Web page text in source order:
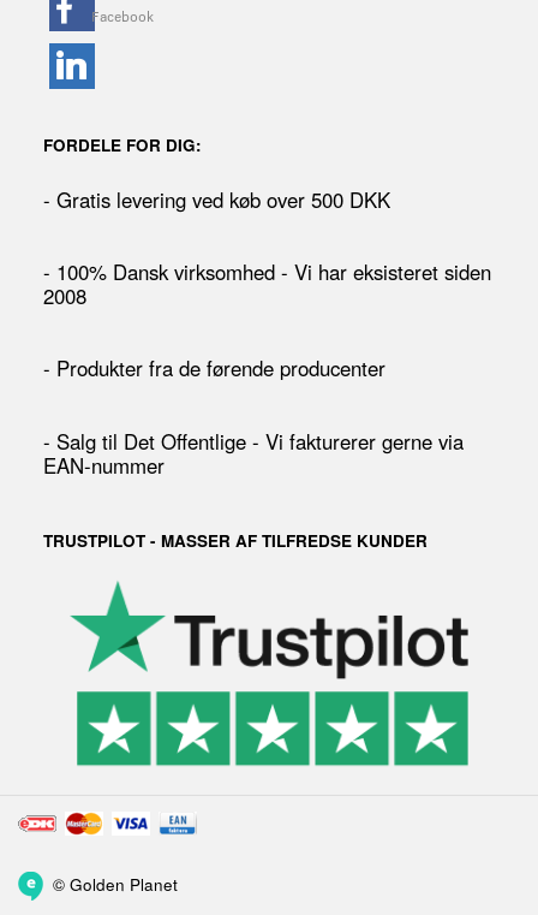
FORDELE FOR DIG:
- Gratis levering ved køb over 500 DKK
- 100% Dansk virksomhed - Vi har eksisteret siden
2008
- Produkter fra de førende producenter
- Salg til Det Offentlige - Vi fakturerer gerne via
EAN-nummer
TRUSTPILOT - MASSER AF TILFREDSE KUNDER
© Golden Planet